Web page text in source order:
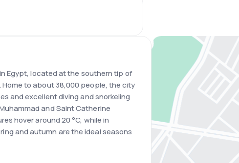
Egypt, located at the southern tip of
Home to about 38,000 people, the city
and excellent diving and snorkeling
and Saint Catherine
hover around 20 °C, while in
and autumn are the ideal seasons